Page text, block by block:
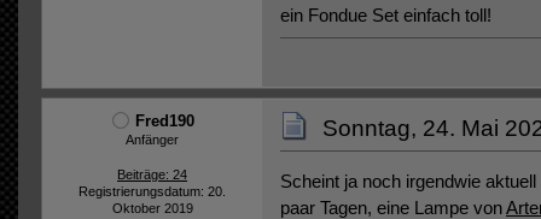
ein Fondue Set einfach toll!
Fred190
Anfänger
Beiträge: 24
Registrierungsdatum: 20.
Oktober 2019
Sonntag, 24. Mai
Scheint ja noch irgendwie
paar Tagen, eine Lampe von